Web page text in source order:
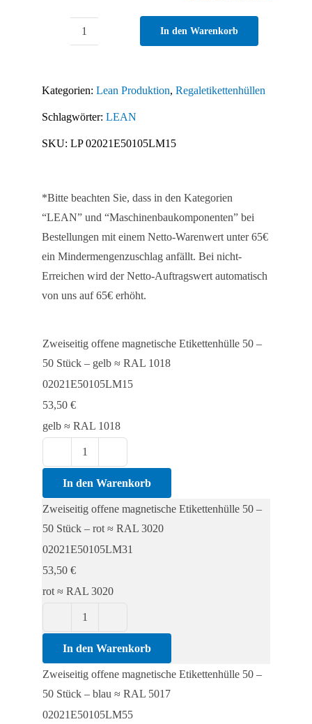
Etikettenhülle
50
Menge
In den Warenkorb
Kategorien: Lean Produktion, Regaletikettenhüllen
Schlagwörter: LEAN
SKU: LP 02021E50105LM15
*Bitte beachten Sie, dass in den Kategorien
“LEAN” und “Maschinenbaukomponenten” bei
Bestellungen mit einem Netto-Warenwert unter 65€
ein Mindermengenzuschlag anfällt. Bei nicht-
Erreichen wird der Netto-Auftragswert automatisch
von uns auf 65€ erhöht.
Zweiseitig offene magnetische Etikettenhülle 50 –
50 Stück – gelb ≈ RAL 1018
02021E50105LM15
53,50 €
gelb ≈ RAL 1018
offene
magnetische
Stück
Menge
In den Warenkorb
Zweiseitig offene magnetische Etikettenhülle 50 –
50 Stück – rot ≈ RAL 3020
02021E50105LM31
53,50 €
rot ≈ RAL 3020
offene
magnetische
In den Warenkorb
Zweiseitig offene magnetische Etikettenhülle 50 –
50 Stück – blau ≈ RAL 5017
02021E50105LM55